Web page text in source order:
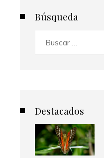
Búsqueda
Destacados